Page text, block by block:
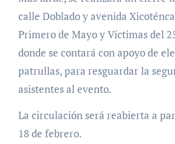
calle Doblado y avenida
Primero de Mayo y Víctimas del
donde se contará con apoyo de
patrullas, para resguardar la
asistentes al evento.
La circulación será reabierta a
18 de febrero.